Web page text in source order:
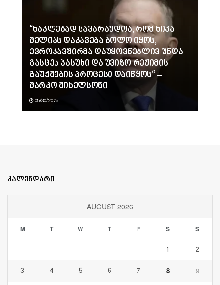
“ნაკლებად სავარაუდოა, რომ ნიკა
მელიას დაკავება ბოლო იყოს,
ევროკავშირმა დაუყოვნებლივ უნდა
გასცეს პასუხი და უვიზო რეჟიმის
გაუქმების პროცესი დაიწყოს“ –
მარკო მიხელსონი
05/30/2025
კალენდარი
AUGUST 2026
M T W T F S S
1 2
3 4 5 6 7 8 9